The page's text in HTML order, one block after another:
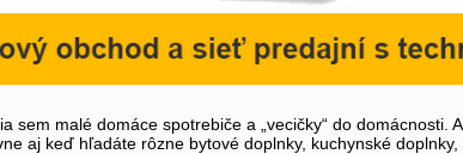
sem malé domáce spotrebiče a „vecičky“ do domácnosti.
aj keď hľadáte rôzne bytové doplnky, kuchynské doplnky,